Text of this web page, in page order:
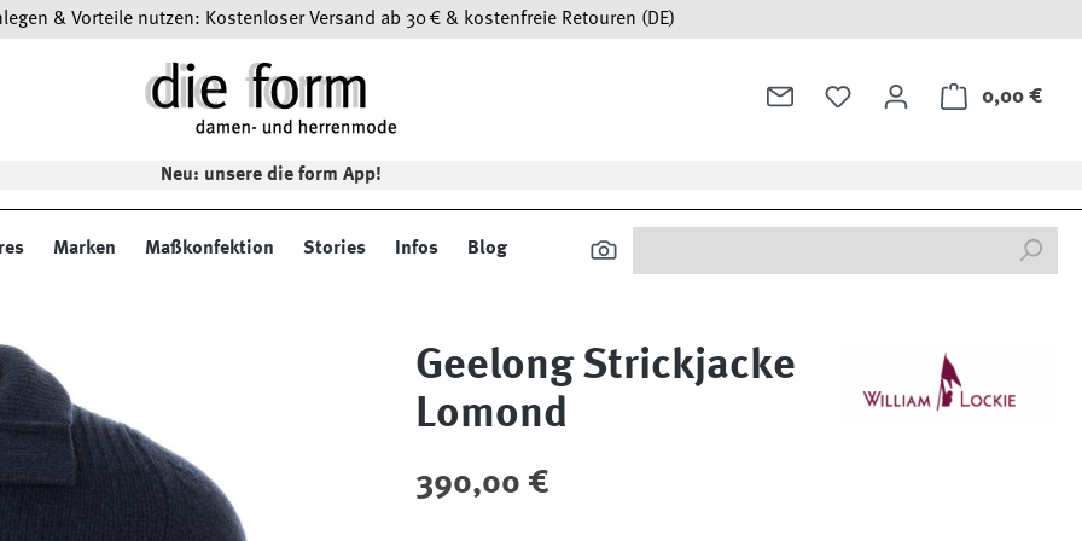
& Vorteile nutzen: Kostenloser Versand ab 30 € & kostenfreie Retouren (DE)
0,00 €
Neu: unsere die form App!
Marken Maßkonfektion Stories Infos Blog
Geelong Strickjacke
Lomond
Regulärer Preis:
390,00 €